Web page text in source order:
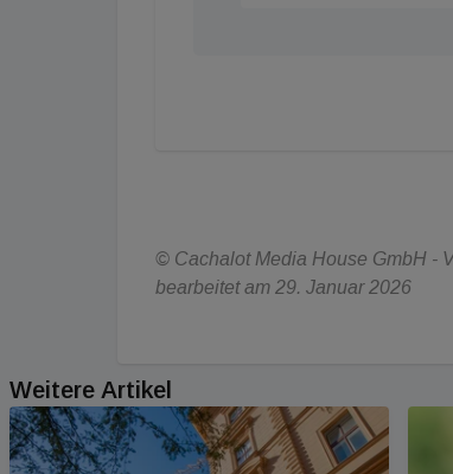
© Cachalot Media House GmbH -
bearbeitet am 29. Januar 2026
Weitere Artikel